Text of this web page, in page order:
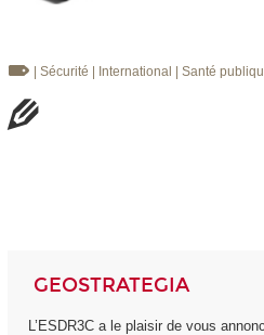
| Sécurité | International | Santé
GEOSTRATEGIA
L’ESDR3C a le plaisir de vous